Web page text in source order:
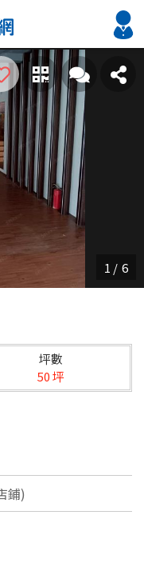
搜尋
降價好屋限量釋出
降價好屋限量釋出
坪數
50 坪
鋪)